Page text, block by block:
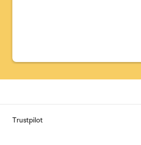
Trustpilot